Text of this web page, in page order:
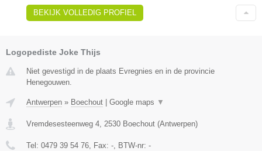
BEKIJK VOLLEDIG PROFIEL
Logopediste Joke Thijs
Niet gevestigd in de plaats Evregnies en in de provincie
Henegouwen.
Antwerpen » Boechout Google maps ▼
Vremdesesteenweg 4 2530 Boechout (Antwerpen)
Tel: 0479 39 54 76 , Fax: - , BTW-nr: -